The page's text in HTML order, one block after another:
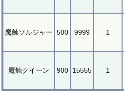
魔蝕ソルジャー 500 9999 1
魔蝕クイーン 900 15555 1